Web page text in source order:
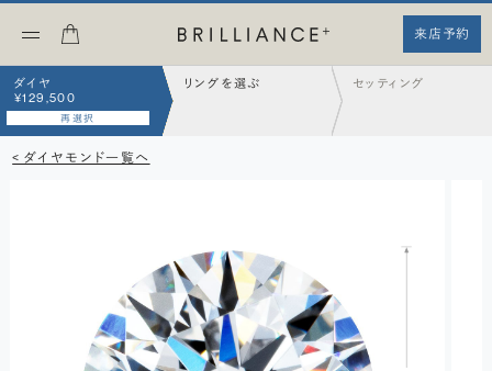
来店予約
ダイヤ
¥129,500
再選択
リングを選ぶ セッティング
< ダイヤモンド一覧へ